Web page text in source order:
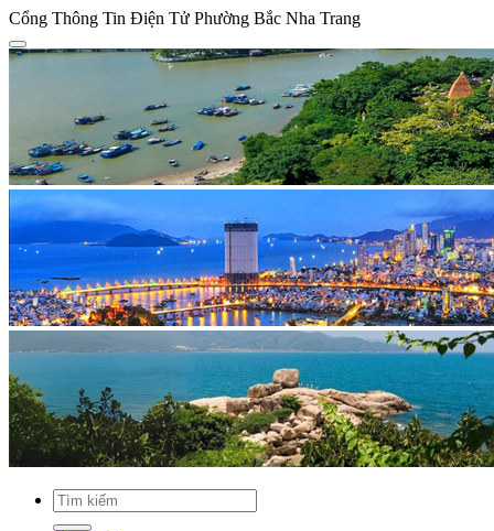
Cổng Thông Tin Điện Tử Phường Bắc Nha Trang